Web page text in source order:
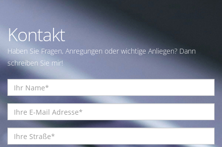
Kontakt
Haben Sie Fragen, Anregungen oder wichtige Anliegen? Dann
schreiben Sie mir!